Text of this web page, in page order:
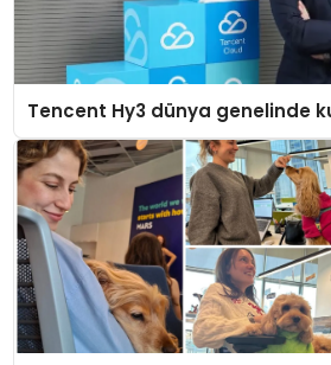
Tencent Hy3 dünya genelinde